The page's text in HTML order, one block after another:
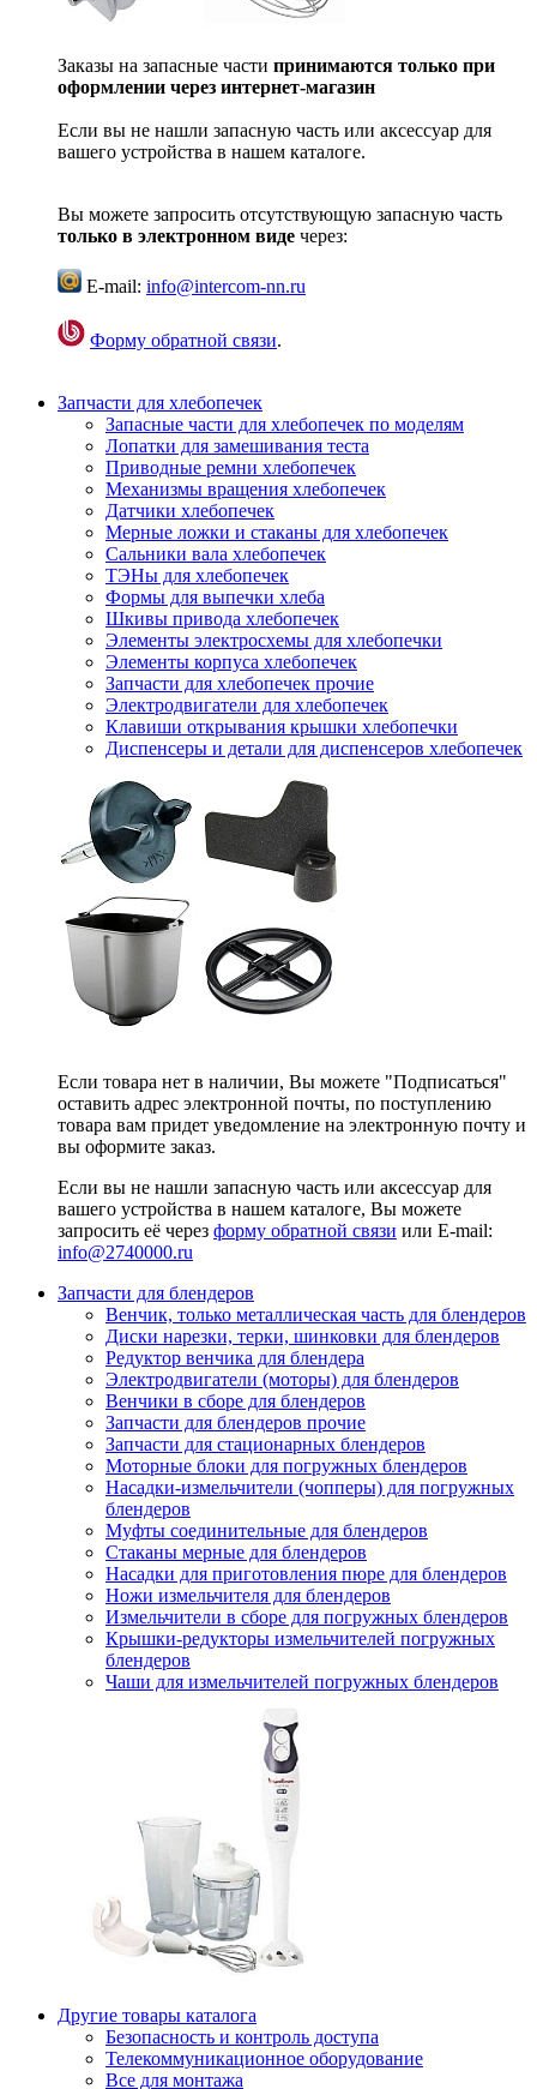
Заказы на запасные части принимаются только при
оформлении через интернет-магазин
Если вы не нашли запасную часть или аксессуар для
вашего устройства в нашем каталоге.
Вы можете запросить отсутствующую запасную часть
только в электронном виде через:
E-mail: info@intercom-nn.ru
Форму обратной связи.
Запчасти для хлебопечек
Запасные части для хлебопечек по моделям
Лопатки для замешивания теста
Приводные ремни хлебопечек
Механизмы вращения хлебопечек
Датчики хлебопечек
Мерные ложки и стаканы для хлебопечек
Сальники вала хлебопечек
ТЭНы для хлебопечек
Формы для выпечки хлеба
Шкивы привода хлебопечек
Элементы электросхемы для хлебопечки
Элементы корпуса хлебопечек
Запчасти для хлебопечек прочие
Электродвигатели для хлебопечек
Клавиши открывания крышки хлебопечки
Диспенсеры и детали для диспенсеров хлебопечек
Если товара нет в наличии, Вы можете "Подписаться"
оставить адрес электронной почты, по поступлению
товара вам придет уведомление на электронную почту и
вы оформите заказ.
Если вы не нашли запасную часть или аксессуар для
вашего устройства в нашем каталоге, Вы можете
запросить её через форму обратной связи или E-mail:
info@2740000.ru
Запчасти для блендеров
Венчик, только металлическая часть для блендеров
Диски нарезки, терки, шинковки для блендеров
Редуктор венчика для блендера
Электродвигатели (моторы) для блендеров
Венчики в сборе для блендеров
Запчасти для блендеров прочие
Запчасти для стационарных блендеров
Моторные блоки для погружных блендеров
Насадки-измельчители (чопперы) для погружных
блендеров
Муфты соединительные для блендеров
Стаканы мерные для блендеров
Насадки для приготовления пюре для блендеров
Ножи измельчителя для блендеров
Измельчители в сборе для погружных блендеров
Крышки-редукторы измельчителей погружных
блендеров
Чаши для измельчителей погружных блендеров
Другие товары каталога
Безопасность и контроль доступа
Телекоммуникационное оборудование
Все для монтажа